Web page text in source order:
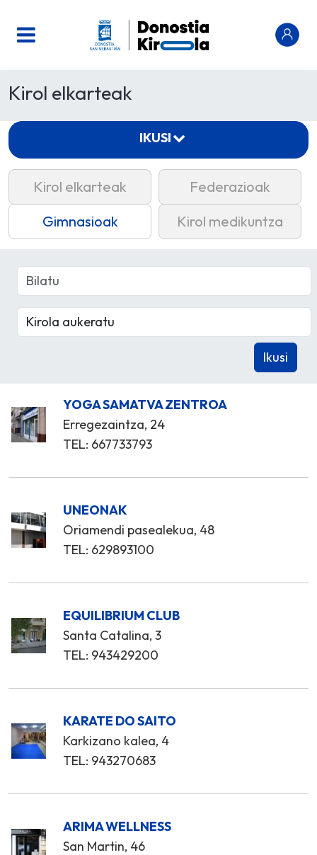
Kirol elkarteak
Kirol elkarteak
Federazioak
Gimnasioak
Kirol medikuntza
YOGA SAMATVA ZENTROA
Erregezaintza, 24
TEL: 667733793
UNEONAK
Oriamendi pasealekua, 48
TEL: 629893100
EQUILIBRIUM CLUB
Santa Catalina, 3
TEL: 943429200
KARATE DO SAITO
Karkizano kalea, 4
TEL: 943270683
ARIMA WELLNESS
San Martin, 46
IKUSI